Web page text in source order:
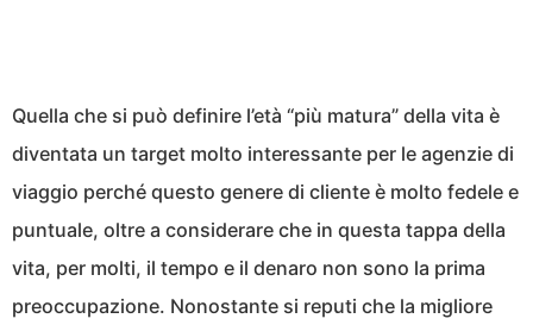
Quella che si può definire l’età “più matura” della vita è
diventata un target molto interessante per le agenzie di
viaggio perché questo genere di cliente è molto fedele e
puntuale, oltre a considerare che in questa tappa della
vita, per molti, il tempo e il denaro non sono la prima
preoccupazione. Nonostante si reputi che la migliore